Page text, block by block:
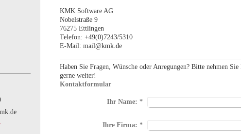
KMK Software AG
Nobelstraße 9
76275 Ettlingen
Telefon: +49(0)7243/5310
E-Mail: mail@kmk.de
Haben Sie Fragen, Wünsche oder Anregungen? Bitte nehmen
gerne weiter!
Kontaktformular
Ihr Name: *
Ihre Firma: *